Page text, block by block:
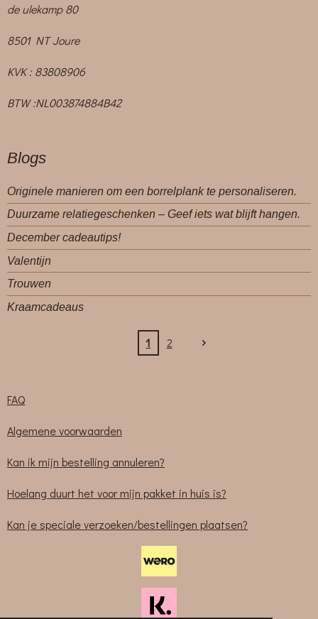
de ulekamp 80
8501 NT Joure
KVK : 83808906
BTW :NL003874884B42
Blogs
Originele manieren om een borrelplank te personaliseren.
Duurzame relatiegeschenken – Geef iets wat blijft hangen.
December cadeautips!
Valentijn
Trouwen
Kraamcadeaus
1 2
FAQ
Algemene voorwaarden
Kan ik mijn bestelling annuleren?
Hoelang duurt het voor mijn pakket in huis is?
Kan je speciale verzoeken/bestellingen plaatsen?